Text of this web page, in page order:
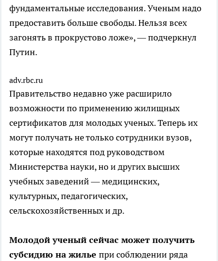
фундаментальные исследования. Ученым надо
предоставить больше свободы. Нельзя всех
загонять в прокрустово ложе», — подчеркнул
Путин.
adv.rbc.ru
Правительство недавно уже расширило
возможности по применению жилищных
сертификатов для молодых ученых. Теперь их
могут получать не только сотрудники вузов,
которые находятся под руководством
Министерства науки, но и других высших
учебных заведений — медицинских,
культурных, педагогических,
сельскохозяйственных и др.
Молодой ученый сейчас может получить
субсидию на жилье при соблюдении ряда